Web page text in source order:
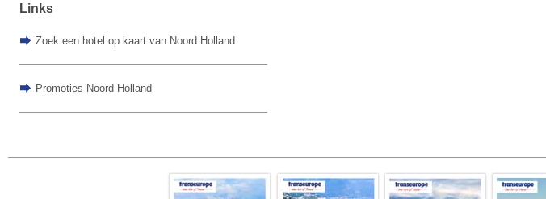
Links
Zoek een hotel op kaart van Noord Holland
Promoties Noord Holland